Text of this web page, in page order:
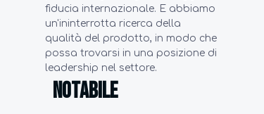
fiducia internazionale. E abbiamo
un'ininterrotta ricerca della
qualità del prodotto, in modo che
possa trovarsi in una posizione di
leadership nel settore.
NOTABILE